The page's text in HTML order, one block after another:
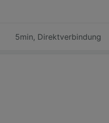
5min, Direktverbindung